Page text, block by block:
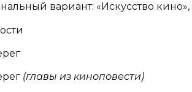
вариант: «Искусство кино»,
(главы из киноповести)